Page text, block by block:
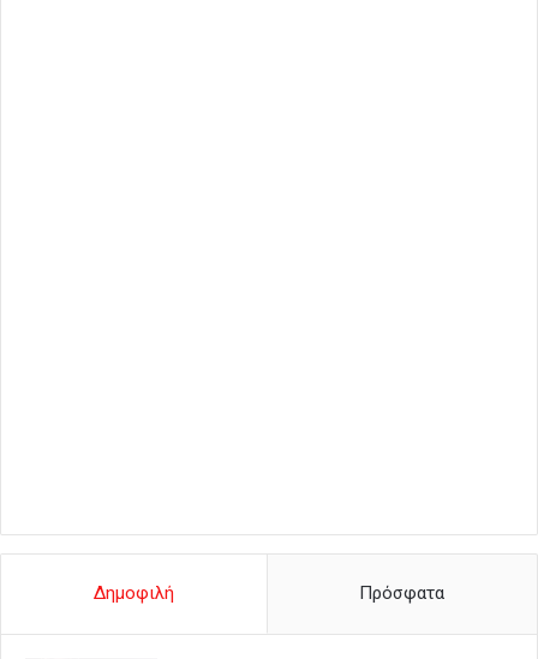
Δημοφιλή Πρόσφατα